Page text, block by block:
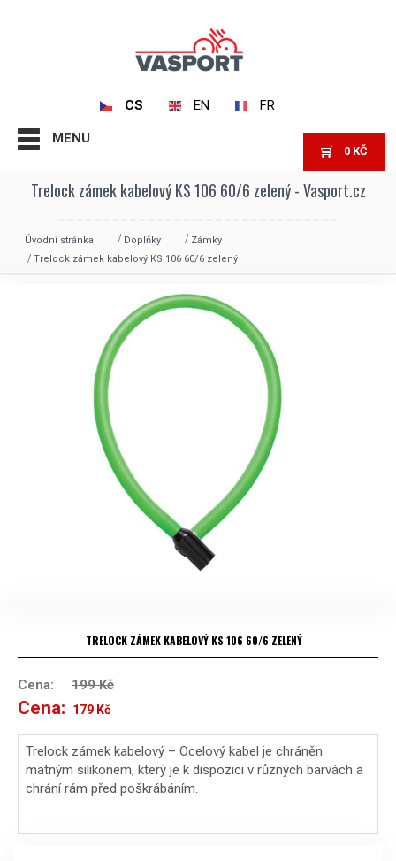
CS EN FR
MENU
0 KČ
Trelock zámek kabelový KS 106 60/6 zelený - Vasport.cz
Úvodní stránka Doplňky
Zámky
Trelock zámek kabelový KS 106 60/6 zelený
TRELOCK ZÁMEK KABELOVÝ KS 106 60/6 ZELENÝ
Cena: 199Kč
Cena: Původní
cena
byla:
179 Kč
cena
je:
Trelock zámek kabelový – Ocelový kabel je chráněn
matným silikonem, který je k dispozici v různých barvách a
chrání rám před poškrábáním.